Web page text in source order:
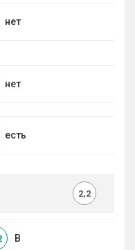
нет
нет
есть
2,2
B